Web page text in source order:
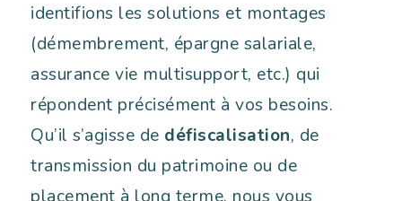
identifions les solutions et montages
(démembrement, épargne salariale,
assurance vie multisupport, etc.) qui
répondent précisément à vos besoins.
Qu’il s’agisse de défiscalisation, de
transmission du patrimoine ou de